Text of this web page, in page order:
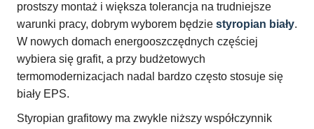
prostszy montaż i większa tolerancja na trudniejsze
warunki pracy, dobrym wyborem będzie styropian biały.
W nowych domach energooszczędnych częściej
wybiera się grafit, a przy budżetowych
termomodernizacjach nadal bardzo często stosuje się
biały EPS.
Styropian grafitowy ma zwykle niższy współczynnik